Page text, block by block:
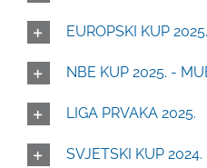
EUROPSKI KUP
NBE KUP 2025. -
LIGA PRVAKA 2025.
SVJETSKI KUP